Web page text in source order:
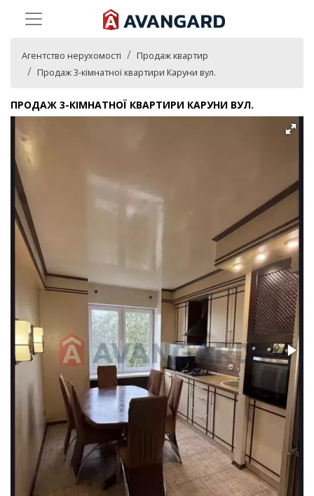
Агентство нерухомості
Продаж квартир
Продаж 3-кімнатної квартири Каруни вул.
ПРОДАЖ 3-КІМНАТНОЇ КВАРТИРИ КАРУНИ ВУЛ.